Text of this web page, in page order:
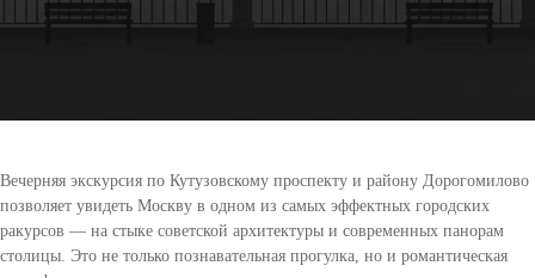
Вечерняя экскурсия по Кутузовскому проспекту и району Дорогомилово
позволяет увидеть Москву в одном из самых эффектных городских
ракурсов — на стыке советской архитектуры и современных панорам
столицы. Это не только познавательная прогулка, но и романтическая